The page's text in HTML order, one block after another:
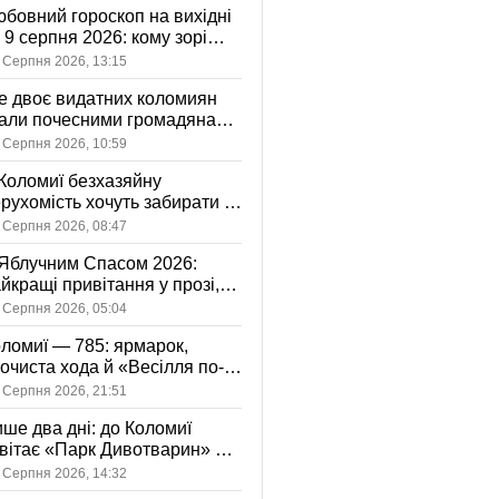
гороскоп на вихідні
9 серпня 2026: кому зорі
ніжність, а кому —
розмову
Серпня 2026, 13:15
двоє видатних коломиян
почесними громадянами
Серпня 2026, 10:59
безхазяйну
хочуть забирати у
громади: що це
Серпня 2026, 08:47
Спасом 2026:
привітання у прозі,
та картинках
Серпня 2026, 05:04
— 785: ярмарок,
хода й «Весілля по-
— чим
День міста
Серпня 2026, 21:51
два дні: до Коломиї
«Парк Дивотварин» — і
безкоштовний
Серпня 2026, 14:32